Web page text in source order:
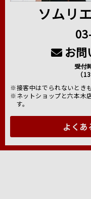
ソムリ
お問
受付
（
※接客中はでられないとき
※ネットショップと六本木
す。
よく